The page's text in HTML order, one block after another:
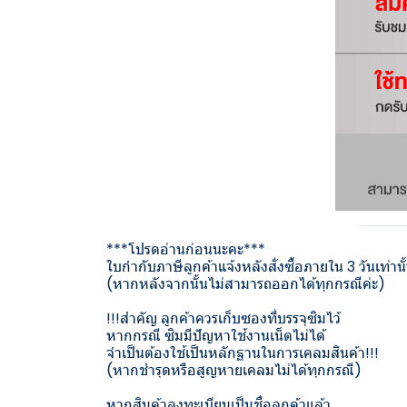
***โปรดอ่านก่อนนะคะ***
ใบกำกับภาษีลูกค้าแจ้งหลังสั่งซื้อภายใน 3 วันเท่า
(หากหลังจากนั้นไม่สามารถออกได้ทุกกรณีค่ะ)
!!!สำคัญ ลูกค้าควรเก็บซองที่บรรจุซิมไว้
หากกรณี ซิมมีปัญหาใช้งานเน็ตไม่ได้
จำเป็นต้องใช้เป็นหลักฐานในการเคลมสินค้า!!!
(หากชำรุดหรือสูญหายเคลมไม่ได้ทุกกรณี)